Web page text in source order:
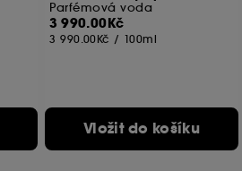
Parfémová voda
3 990.00Kč
3 990.00Kč / 100ml
Vložit do košíku